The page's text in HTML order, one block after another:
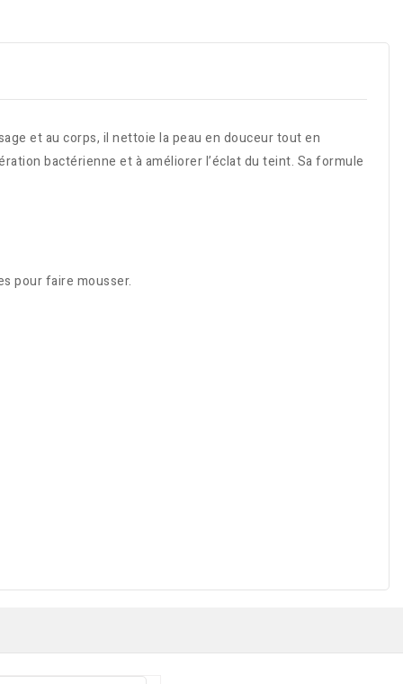
et au corps, il nettoie la peau en douceur tout en
bactérienne et à améliorer l’éclat du teint. Sa formule
pour faire mousser.